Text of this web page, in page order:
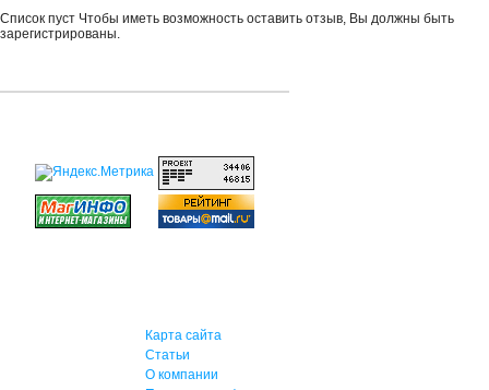
Список пуст Чтобы иметь возможность оставить отзыв, Вы должны быть
зарегистрированы.
Карта сайта
Статьи
О компании